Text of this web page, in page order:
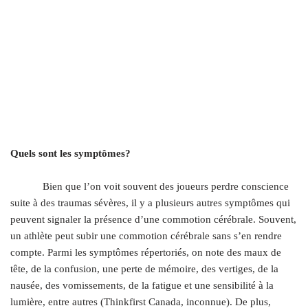
Quels sont les symptômes?
Bien que l’on voit souvent des joueurs perdre conscience
suite à des traumas sévères, il y a plusieurs autres symptômes qui
peuvent signaler la présence d’une commotion cérébrale. Souvent,
un athlète peut subir une commotion cérébrale sans s’en rendre
compte. Parmi les symptômes répertoriés, on note des maux de
tête, de la confusion, une perte de mémoire, des vertiges, de la
nausée, des vomissements, de la fatigue et une sensibilité à la
lumière, entre autres (Thinkfirst Canada, inconnue). De plus,